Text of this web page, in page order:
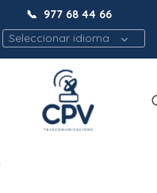
📞 977 68 44 66
Seleccionar idioma